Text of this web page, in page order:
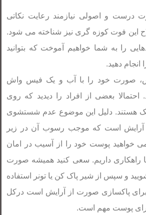
درست و اصولی نیازمند رعایت نکاتی
این فوت کوزه گری نیز شناخته می شود.
را به شما خواهیم آموخت که بتوانید
انجام دهید.
صورت خود را با آب و یک فیس واش
بعضی از افراد را دیدید که روی
هستند. دلیل این موضوع عدم شستشوی
است که موجب رسوب آن در زیر
خواهید پوست خود را از آسیب در امان
راهکاری داریم. سعی کنید همیشه صورت
و سپس از شیر پاک کن یا تونر استفاده
پاکسازی صورت از آرایش است درکل
پوست مهم است.